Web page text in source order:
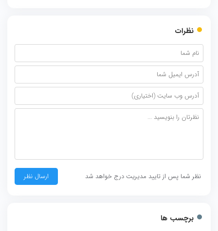
نظرات
نظر شما پس از تایید مدیریت درج خواهد شد
برچسب ها